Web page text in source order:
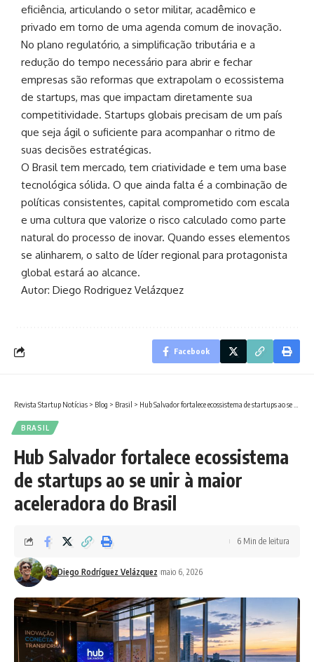
eficiência, articulando o setor militar, acadêmico e
privado em torno de uma agenda comum de inovação.
No plano regulatório, a simplificação tributária e a
redução do tempo necessário para abrir e fechar
empresas são reformas que extrapolam o ecossistema
de startups, mas que impactam diretamente sua
competitividade. Startups globais precisam de um país
que seja ágil o suficiente para acompanhar o ritmo de
suas decisões estratégicas.
O Brasil tem mercado, tem criatividade e tem uma base
tecnológica sólida. O que ainda falta é a combinação de
políticas consistentes, capital comprometido com escala
e uma cultura que valorize o risco calculado como parte
natural do processo de inovar. Quando esses elementos
se alinharem, o salto de líder regional para protagonista
global estará ao alcance.
Autor: Diego Rodriguez Velázquez
Facebook
Revista Startup Notícias > Blog > Brasil > Hub Salvador fortalece ecossistema de startups ao se unir à maior aceleradora do Brasil
BRASIL
Hub Salvador fortalece ecossistema
de startups ao se unir à maior
aceleradora do Brasil
Diego Rodríguez Velázquez maio 6, 2026
6 Min de leitura